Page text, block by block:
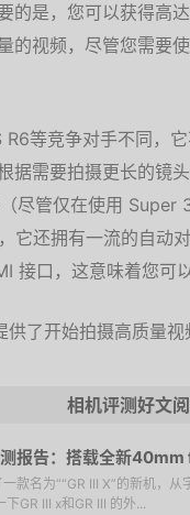
的是，您可以获得高
的视频，尽管您需要
R6等竞争对手不同，
据需要拍摄更长的镜
尽管仅在使用 Super
它还拥有一流的自动
接口，这意味着您可
了开始拍摄高质量
相机评测好文
报告：搭载全新
款名为““GR III X”的新机，
GR III x和GR III 的外...